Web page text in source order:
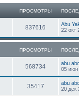
ПРОСМОТРЫ
837616
р
о
м
П
о
л
д
н
е
е
с
о
о
Abu
22 окт
ПРОСМОТРЫ
568734П
р
П
о
е
д
abu
05 июн
35417П
П
о
abu
20 дек